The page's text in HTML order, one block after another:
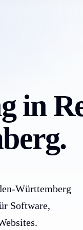
in
Württemberg
Software,